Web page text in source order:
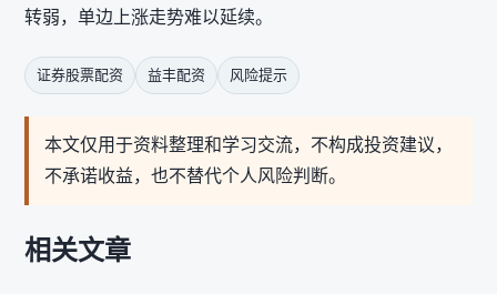
转弱，单边上涨走势难以延续。
证券股票配资 益丰配资 风险提示
本文仅用于资料整理和学习交流，不构成投资建议，
不承诺收益，也不替代个人风险判断。
相关文章